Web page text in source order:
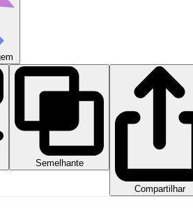
Semelhante
Compartilhar